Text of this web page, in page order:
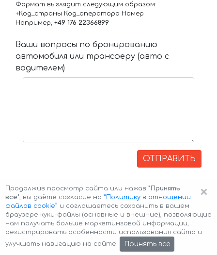
Формат выглядит следующим образом:
+Код_страны Код_оператора Номер
Например, +49 176 22366899
Ваши вопросы по бронированию
автомобиля или трансферу (авто с
водителем)
ОТПРАВИТЬ
Авторские права © 2026 Авто-Аренда Cookie Policy
×
Продолжив просмотр сайта или нажав "Принять
все", вы даёте согласие на ”Политику в отношении
файлов cookie” и соглашаетесь сохранить в вашем
браузере куки-файлы (основные и внешние), позволяющие
нам получать больше маркетинговой информации,
регистрировать особенности использования сайта и
улучшать навигацию на сайте.
Принять все